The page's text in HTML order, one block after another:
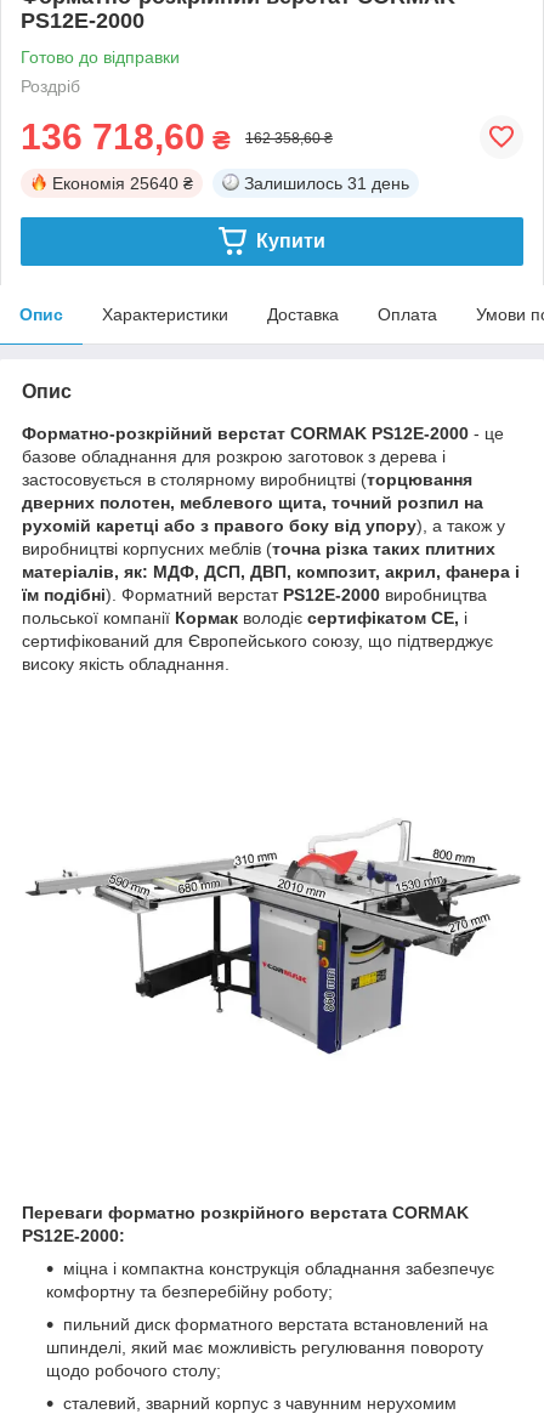
PS12E-2000
Готово до відправки
Роздріб
136 718,60 ₴ 162 358,60 ₴
Економія 25640 ₴ Залишилось 31 день
Купити
Опис Характеристики Доставка Оплата Умови
Опис
Форматно-розкрійний верстат CORMAK PS12E-2000 - це
базове обладнання для розкрою заготовок з дерева і
застосовується в столярному виробництві (торцювання
дверних полотен, меблевого щита, точний розпил на
рухомій каретці або з правого боку від упору), а також у
виробництві корпусних меблів (точна різка таких плитних
матеріалів, як: МДФ, ДСП, ДВП, композит, акрил, фанера і
їм подібні). Форматний верстат PS12E-2000 виробництва
польської компанії Кормак володіє сертифікатом СЕ, і
сертифікований для Європейського союзу, що підтверджує
високу якість обладнання.
Переваги форматно розкрійного верстата CORMAK
PS12E-2000:
міцна і компактна конструкція обладнання забезпечує
комфортну та безперебійну роботу;
пильний диск форматного верстата встановлений на
шпинделі, який має можливість регулювання повороту
щодо робочого столу;
сталевий, зварний корпус з чавунним нерухомим